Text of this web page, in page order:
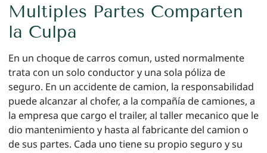
Multiples Partes Comparten
la Culpa
En un choque de carros comun, usted normalmente
trata con un solo conductor y una sola póliza de
seguro. En un accidente de camion, la responsabilidad
puede alcanzar al chofer, a la compañía de camiones, a
la empresa que cargo el trailer, al taller mecanico que le
dio mantenimiento y hasta al fabricante del camion o
de sus partes. Cada uno tiene su propio seguro y su